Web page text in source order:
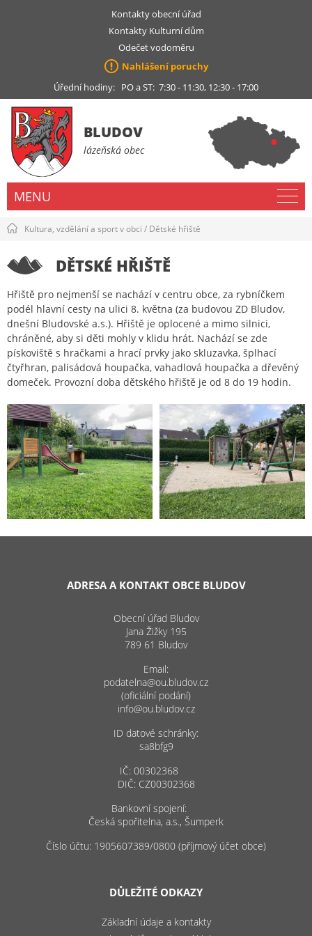
Kontakty obecní úřad
Kontakty Kulturní dům
Odečet vodoměru
Nahlášení poruchy
Úřední hodiny: PO a ST: 7:30 - 11:30, 12:30 - 17:00
BLUDOV
lázeňská obec
MENU
Kultura, vzdělání a sport v obci / Dětské hřiště
DĚTSKÉ HŘIŠTĚ
Hřiště pro nejmenší se nachází v centru obce, za rybníčkem
podél hlavní cesty na ulici 8. května (za budovou ZD Bludov,
dnešní Bludovské a.s.). Hřiště je oplocené a mimo silnici,
chráněné, aby si děti mohly v klidu hrát. Nachází se zde
pískoviště s hračkami a hrací prvky jako skluzavka, šplhací
čtyřhran, palisádová houpačka, vahadlová houpačka a dřevěný
domeček. Provozní doba dětského hřiště je od 8 do 19 hodin.
ADRESA A KONTAKT OBCE BLUDOV
Obecní úřad Bludov
Jana Žižky 195
789 61 Bludov
Email:
podatelna@ou.bludov.cz
(oficiální podání)
info@ou.bludov.cz
ID datové schránky:
sa8bfg9
IČ: 00302368
DIČ: CZ00302368
Bankovní spojení:
Česká spořitelna, a.s., Šumperk
Číslo účtu: 1905607389/0800 (příjmový účet obce)
DŮLEŽITÉ ODKAZY
Základní údaje a kontakty